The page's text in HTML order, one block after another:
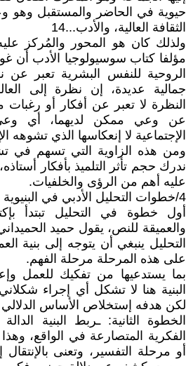
حيوية في الحاضر والمستقبل وهو
الثقافة العالية، والأدب...14
ولذلك كان هو المحور والمُركز
مؤلفا كتاب سوسيولوجيا الأدب أن
الروحية للنفس البشرية تعبر عن
جمالية عديدة، إن نظرة إلى
النظرة لا تعبر عن أفكار أو
عن وعي ممكن لديهما، أي وعي
الإجتماعية لا إنعكاسها الذي تشوهه
ومن هذه الزاوية التي تسهم في
ندرك حجم تأثر التلميذ بأفكار
عليه أهم من الرؤى والخلفيات.
4/خطوات التحليل الأدبي في البنيوية التكوينية:
أول خطوة في التحليل تبتدأ
والعميقة للنص، يقول حميد
التحليل ينبغي أن يتوجه إلى بنية
على هذه المرحلة مرحلة الفهم.
بما يستدعيها من تفكيك للعمل
البنية هنا لا تشكل أي إجراء
لكن هدفه إستخلاص الأساس الدلالي
الخطوة الثانية: ـربط البنية
الفكرية المتصارعة في الواقع،
أو مرحلة التفسير، وتعنى